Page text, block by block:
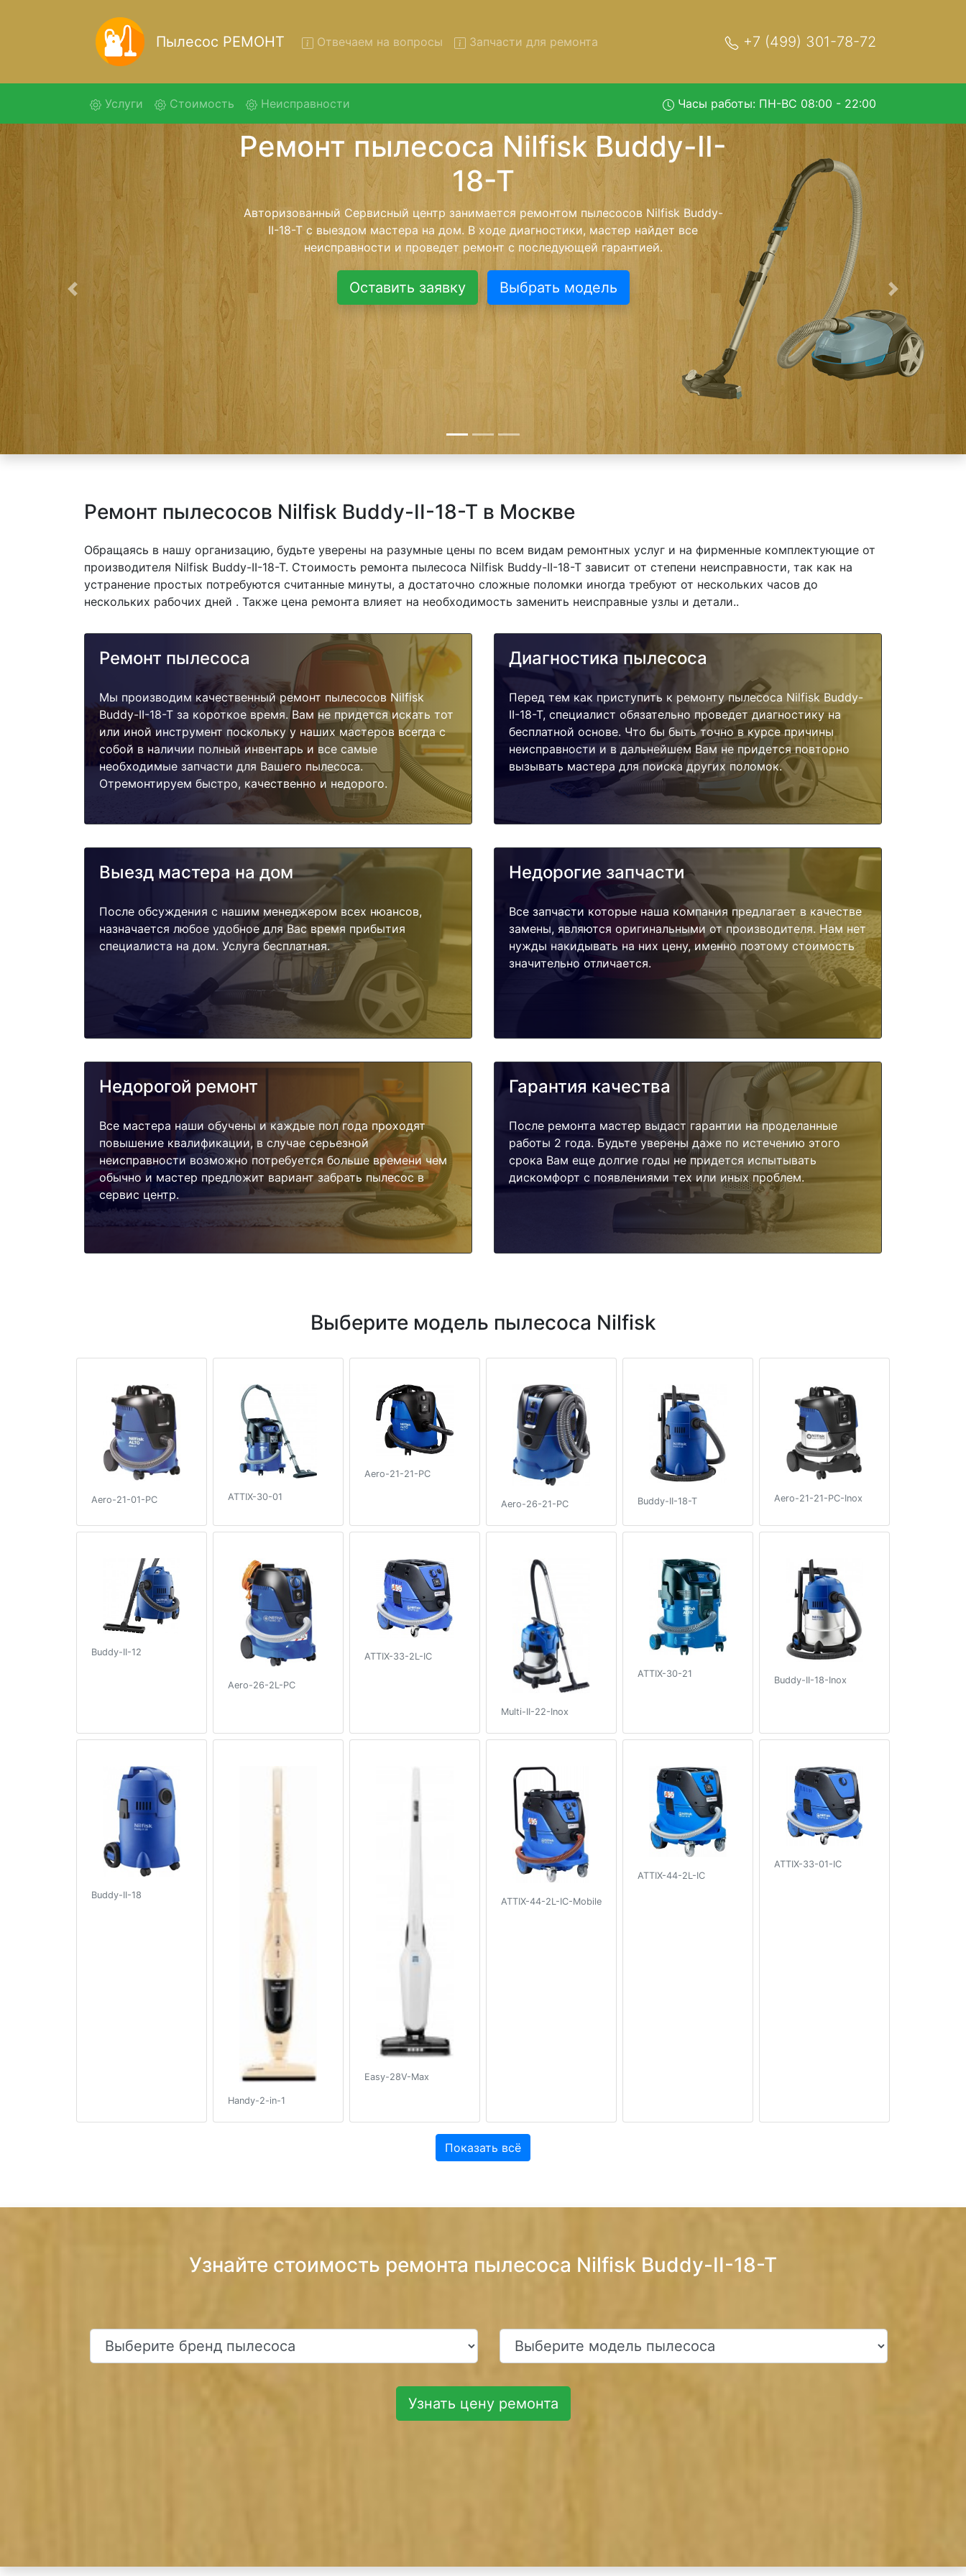
Пылесос РЕМОНТ Отвечаем на вопросы Запчасти для ремонта +7 (499) 301-78-72
Услуги (current)Стоимость Неисправности Часы работы: ПН-ВС 08:00 - 22:00
Ремонт пылесосов Nilfisk Buddy-II-18-T с
вывозом в сервис
Ремонт пылесосов Nilfisk Buddy-II-18-T с вывозом в сервисный центр и обратно - с
помощью нашей бесплатной услуги, специалист заберет Ваш пылесос для
дальнейшего более детального ремонта. Оговоренная стоимость ремонта
останется неизменно при возвращении видеотехники обратно.
Оставить заявку Выбрать модель
Предыдущая Следующая
Ремонт пылесосов Nilfisk Buddy-II-18-T в Москве
Обращаясь в нашу организацию, будьте уверены на разумные цены по всем видам ремонтных услуг и на фирменные комплектующие от
производителя Nilfisk Buddy-II-18-T. Стоимость ремонта пылесоса Nilfisk Buddy-II-18-T зависит от степени неисправности, так как на
устранение простых потребуются считанные минуты, а достаточно сложные поломки иногда требуют от нескольких часов до
нескольких рабочих дней . Также цена ремонта влияет на необходимость заменить неисправные узлы и детали..
Ремонт пылесоса
Мы производим качественный ремонт пылесосов Nilfisk
Buddy-II-18-T за короткое время. Вам не придется искать тот
или иной инструмент поскольку у наших мастеров всегда с
собой в наличии полный инвентарь и все самые
необходимые запчасти для Вашего пылесоса.
Отремонтируем быстро, качественно и недорого.
Диагностика пылесоса
Перед тем как приступить к ремонту пылесоса Nilfisk Buddy-
II-18-T, специалист обязательно проведет диагностику на
бесплатной основе. Что бы быть точно в курсе причины
неисправности и в дальнейшем Вам не придется повторно
вызывать мастера для поиска других поломок.
Выезд мастера на дом
После обсуждения с нашим менеджером всех нюансов,
назначается любое удобное для Вас время прибытия
специалиста на дом. Услуга бесплатная.
Недорогие запчасти
Все запчасти которые наша компания предлагает в качестве
замены, являются оригинальными от производителя. Нам нет
нужды накидывать на них цену, именно поэтому стоимость
значительно отличается.
Недорогой ремонт
Все мастера наши обучены и каждые пол года проходят
повышение квалификации, в случае серьезной
неисправности возможно потребуется больше времени чем
обычно и мастер предложит вариант забрать пылесос в
сервис центр.
Гарантия качества
После ремонта мастер выдаст гарантии на проделанные
работы 2 года. Будьте уверены даже по истечению этого
срока Вам еще долгие годы не придется испытывать
дискомфорт с появлениями тех или иных проблем.
Выберите модель пылесоса Nilfisk
Aero-21-01-PC ATTIX-30-01
Aero-21-21-PC
Aero-26-21-PC Buddy-II-18-T Aero-21-21-PC-Inox
Buddy-II-12
Aero-26-2L-PC
ATTIX-33-2L-IC
Multi-II-22-Inox
ATTIX-30-21
Buddy-II-18-Inox
Buddy-II-18
Handy-2-in-1
Easy-28V-Max
ATTIX-44-2L-IC-Mobile
ATTIX-44-2L-IC
ATTIX-33-01-IC
Показать всё
Узнайте стоимость ремонта пылесоса Nilfisk Buddy-II-18-T
Узнать цену ремонта